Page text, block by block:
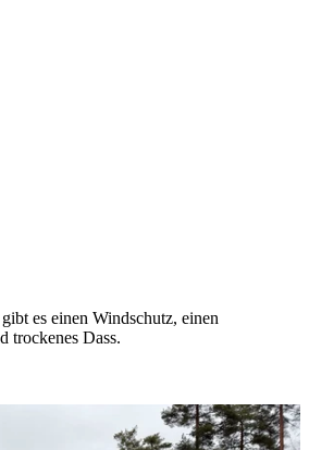
es einen Windschutz, einen
trockenes Dass.